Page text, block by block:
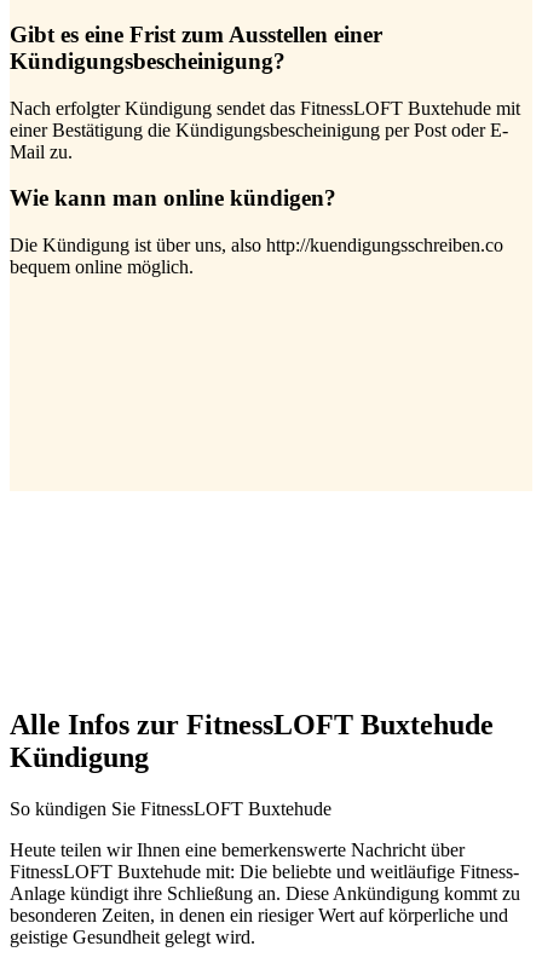
Gibt es eine Frist zum Ausstellen einer
Kündigungsbescheinigung?
Nach erfolgter Kündigung sendet das FitnessLOFT Buxtehude mit
einer Bestätigung die Kündigungsbescheinigung per Post oder E-
Mail zu.
Wie kann man online kündigen?
Die Kündigung ist über uns, also http://kuendigungsschreiben.co
bequem online möglich.
Alle Infos zur FitnessLOFT Buxtehude
Kündigung
So kündigen Sie FitnessLOFT Buxtehude
Heute teilen wir Ihnen eine bemerkenswerte Nachricht über
FitnessLOFT Buxtehude mit: Die beliebte und weitläufige Fitness-
Anlage kündigt ihre Schließung an. Diese Ankündigung kommt zu
besonderen Zeiten, in denen ein riesiger Wert auf körperliche und
geistige Gesundheit gelegt wird.